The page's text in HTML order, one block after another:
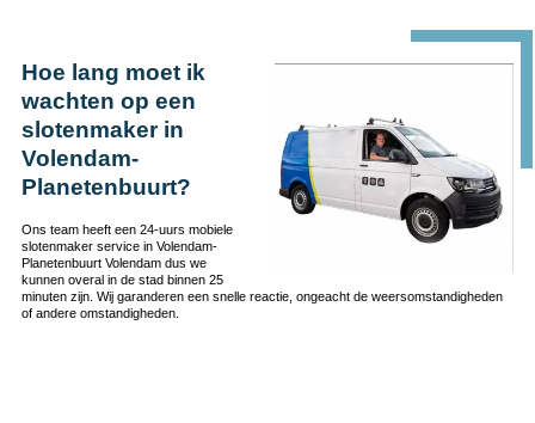
Hoe lang moet ik
wachten op een
slotenmaker in
Volendam-
Planetenbuurt?
Ons team heeft een 24-uurs mobiele
slotenmaker service in Volendam-
Planetenbuurt Volendam dus we
kunnen overal in de stad binnen 25
minuten zijn. Wij garanderen een snelle reactie, ongeacht de weersomstandigheden
of andere omstandigheden.